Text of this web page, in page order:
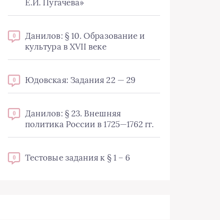
Е.И. Пугачева»
0
Данилов: § 10. Образование и
культура в XVII веке
0 Юдовская: Задания 22 — 29
0
Данилов: § 23. Внешняя
политика России в 1725—1762 гг.
0 Тестовые задания к § 1 – 6